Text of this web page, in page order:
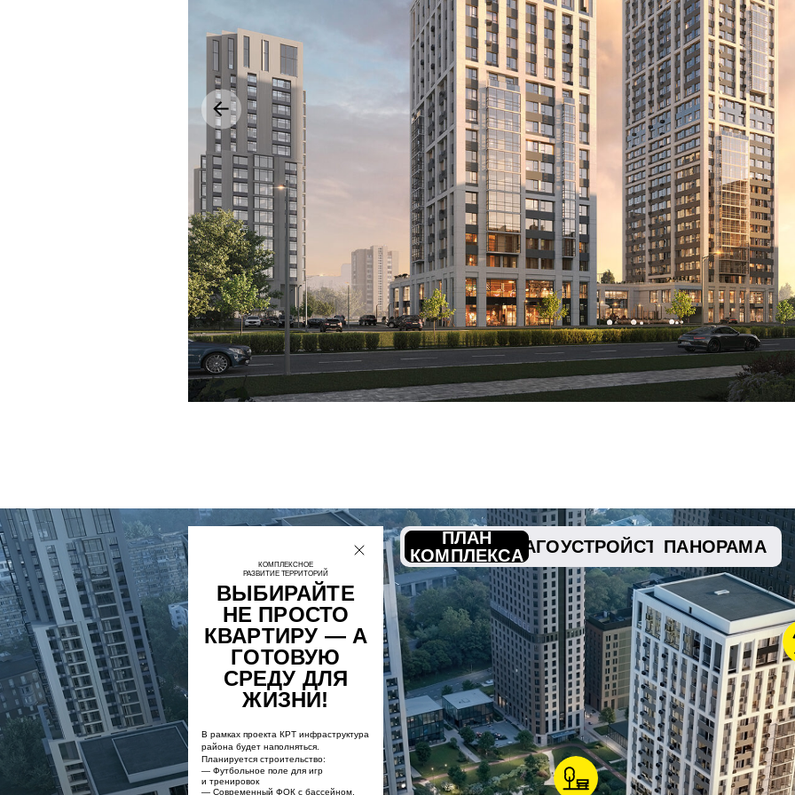
КОМПЛЕКСНОЕ
РАЗВИТИЕ ТЕРРИТОРИЙ
ВЫБИРАЙТЕ
НЕ ПРОСТО
КВАРТИРУ — А
ГОТОВУЮ
СРЕДУ ДЛЯ
ЖИЗНИ!
В рамках проекта КРТ инфраструктура
района будет наполняться.
Планируется строительство:
— Футбольное поле для игр
и тренировок
— Современный ФОК с бассейном,
ПЛАН
КОМПЛЕКСАБЛАГОУСТРОЙСТВОПАНОРАМА
ул. Басовская